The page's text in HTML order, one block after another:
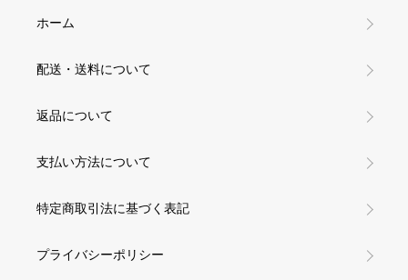
ホーム
配送・送料について
返品について
支払い方法について
特定商取引法に基づく表記
プライバシーポリシー